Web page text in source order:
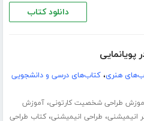
دانلود کتاب
هنری،کتاب‌های درسی و دانشجویی
طراحی شخصیت کارتونی،آموزش
انیمیشنی، طراحی انیمیشنی،کتاب طراحی